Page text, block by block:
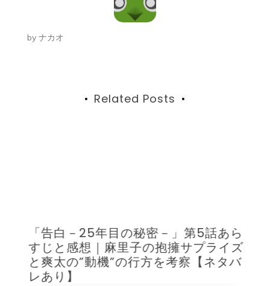
ー
シ
by ナカオ
Related Posts
「告白－25年目の秘密－」第5話あら
すじと感想｜麻里子の抱擁サプライズ
と爽太の”動機”の行方を考察【ネタバ
レあり】